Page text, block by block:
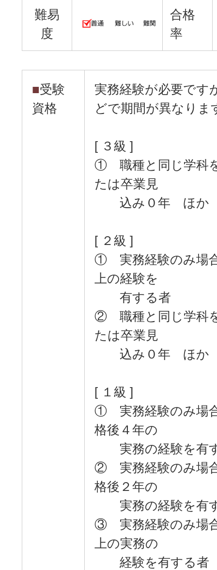
難易
度
合格
率
■受験
資格
実務経験が必要です
どで期間が異なりま
[ ３級 ]
① 職種と同じ学科
たは卒業見
込み０年 ほか
[ ２級 ]
① 実務経験のみ場
上の経験を
有する者
② 職種と同じ学科
たは卒業見
込み０年 ほか
[ １級 ]
① 実務経験のみ場
格後４年の
実務の経験を有
② 実務経験のみ場
格後２年の
実務の経験を有
③ 実務経験のみ場
上の実務の
経験を有する者